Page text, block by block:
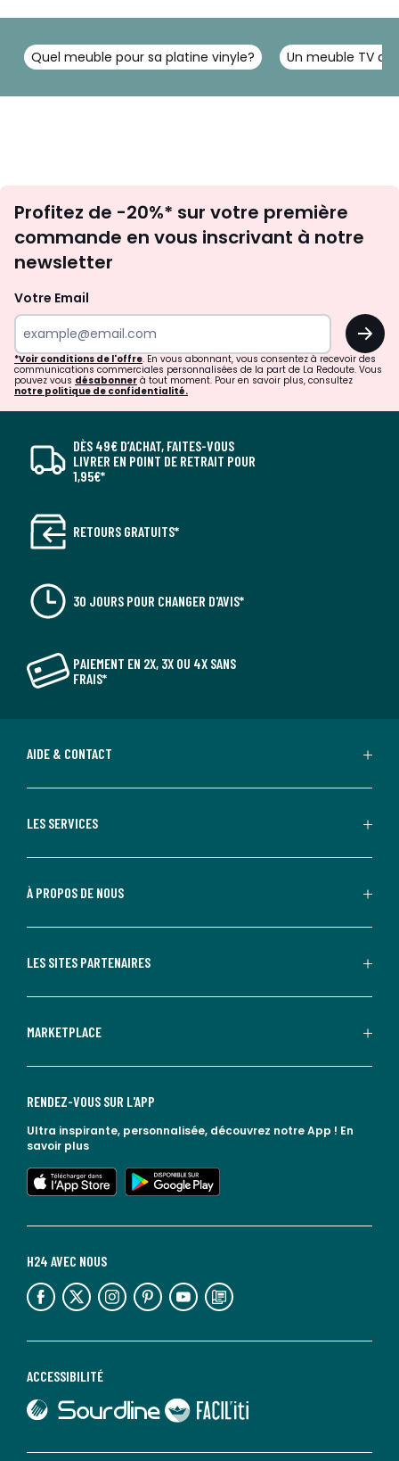
Quel meuble pour sa platine vinyle? Un meuble TV
newsletter
Profitez de -20%* sur votre première
commande en vous inscrivant à notre
newsletter
Votre Email
OK
*Voir conditions de l'offre. En vous abonnant, vous consentez à recevoir des
communications commerciales personnalisées de la part de La Redoute. Vous
pouvez vous désabonner à tout moment. Pour en savoir plus, consultez
notre politique de confidentialité.
DÈS 49€ D’ACHAT, FAITES-VOUS
LIVRER EN POINT DE RETRAIT POUR
1,95€*
RETOURS GRATUITS*
30 JOURS POUR CHANGER D'AVIS*
PAIEMENT EN 2X, 3X OU 4X SANS
FRAIS*
AIDE & CONTACT
LES SERVICES
À PROPOS DE NOUS
LES SITES PARTENAIRES
MARKETPLACE
ACCESSIBILITÉ
lien vers Sourdline
lien vers Faciliti
H24 AVEC NOUS
lien vers l'espace réseaux sociaux lien vers l'espace réseaux sociaux lien vers l'espace réseaux sociaux lien vers l'espace réseaux sociaux lien vers l'espace réseaux sociaux lien vers le blog la redoute
RENDEZ-VOUS SUR L'APP
Ultra inspirante, personnalisée, découvrez notre App ! En
savoir plus
lien vers l'app store
lien vers google play